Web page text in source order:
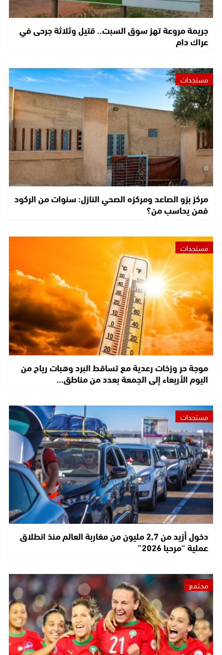
جريمة مروعة تهز سوق السبت.. قتيل وثلاثة جرحى في
عراك دام
مستجدات
مركز بزو الصاعد ومركزه الصحي النازل: سنوات من الركود
فمن يحاسب من؟
مستجدات
موجة حر وزخات رعدية مع تساقط البرد وهبات رياح من
اليوم الأربعاء إلى الجمعة بعدد من مناطق…
مستجدات
دخول أزيد من 2,7 مليون من مغاربة العالم منذ انطلاق
عملية “مرحبا 2026”
مجتمع